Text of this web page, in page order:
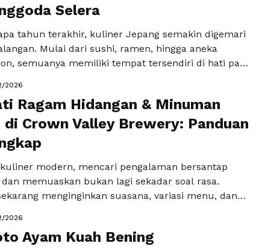
Selera
tahun terakhir, kuliner Jepang semakin digemari
Mulai dari sushi, ramen, hingga aneka
semuanya memiliki tempat tersendiri di hati para
Fushi Yami, sebuah restoran yang menghadirkan
Jepang modern dengan cita rasa autentik
kreatif. Untuk mengetahui …Baca Selengkapnya
2026
Ragam Hidangan & Minuman
di Crown Valley Brewery: Panduan
modern, mencari pengalaman bersantap
memuaskan bukan lagi sekadar soal rasa.
menginginkan suasana, variasi menu, dan
kombinasi itu adalah Crown Valley
para pecinta bir kerajinan sekaligus penikmat
2026
Ayam Kuah Bening